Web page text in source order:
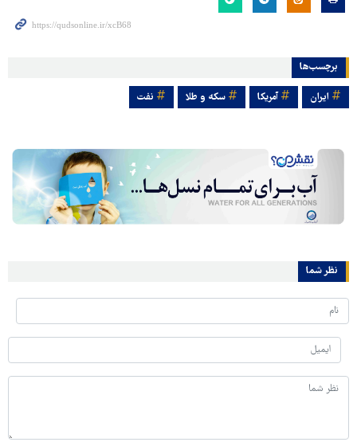
برچسب‌ها
ایران آمریکا سکه و طلا نفت
نظر شما